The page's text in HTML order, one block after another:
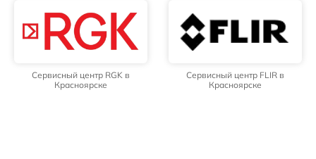
Сервисный центр RGK в
Красноярске
Сервисный центр FLIR в
Красноярске